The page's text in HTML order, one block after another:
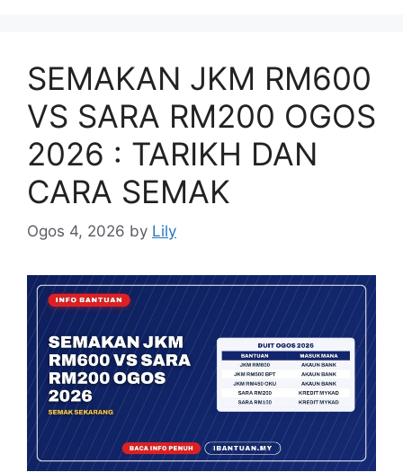
SEMAKAN JKM RM600
VS SARA RM200 OGOS
2026 : TARIKH DAN
CARA SEMAK
Ogos 4, 2026 by Lily